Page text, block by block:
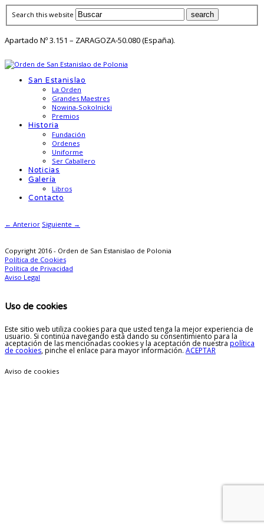
Search this website
Apartado Nº 3.151 – ZARAGOZA-50.080 (España).
San Estanislao
La Orden
Grandes Maestres
Nowina-Sokolnicki
Premios
Historia
Fundación
Ordenes
Uniforme
Ser Caballero
Noticias
Galería
Libros
Contacto
← Anterior Siguiente →
Copyright 2016 - Orden de San Estanislao de Polonia
Política de Cookies
Política de Privacidad
Aviso Legal
Uso de cookies
Este sitio web utiliza cookies para que usted tenga la mejor experiencia de
usuario. Si continúa navegando está dando su consentimiento para la
aceptación de las mencionadas cookies y la aceptación de nuestra política
de cookies, pinche el enlace para mayor información. ACEPTAR
Aviso de cookies